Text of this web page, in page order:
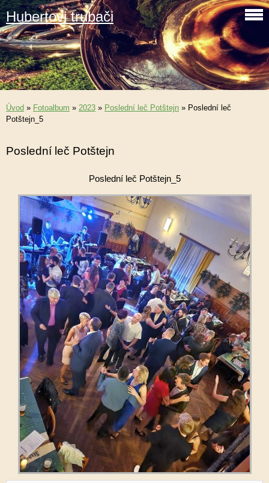
Hubertovi trubači
Úvod » Fotoalbum » 2023 » Poslední leč Potštejn » Poslední leč
Potštejn_5
Poslední leč Potštejn
Poslední leč Potštejn_5